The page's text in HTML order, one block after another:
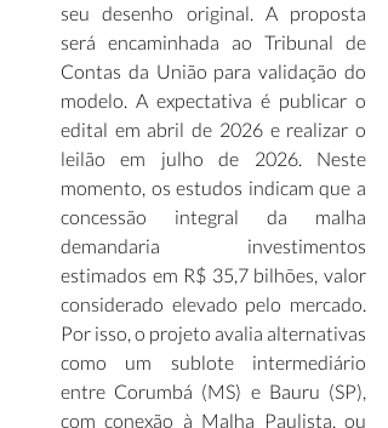
seu desenho original. A proposta
será encaminhada ao Tribunal de
Contas da União para validação do
modelo. A expectativa é publicar o
edital em abril de 2026 e realizar o
leilão em julho de 2026. Neste
momento, os estudos indicam que a
concessão integral da malha
demandaria investimentos
estimados em R$ 35,7 bilhões, valor
considerado elevado pelo mercado.
Por isso, o projeto avalia alternativas
como um sublote intermediário
entre Corumbá (MS) e Bauru (SP),
com conexão à Malha Paulista, ou